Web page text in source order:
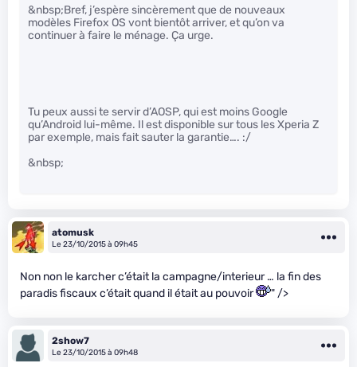
&nbsp;Bref, j’espère sincèrement que de nouveaux
modèles Firefox OS vont bientôt arriver, et qu’on va
continuer à faire le ménage. Ça urge.
Tu peux aussi te servir d’AOSP, qui est moins Google
qu’Android lui-même. Il est disponible sur tous les Xperia Z
par exemple, mais fait sauter la garantie…. :/
&nbsp;
atomusk
Le 23/10/2015 à 09h45
Non non le karcher c’était la campagne/interieur … la fin des
paradis fiscaux c’était quand il était au pouvoir
" />
2show7
Le 23/10/2015 à 09h48